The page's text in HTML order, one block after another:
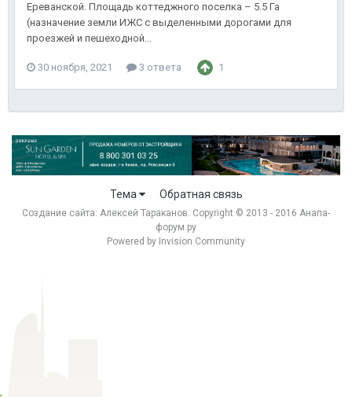
Ереванской. Площадь коттеджного поселка – 5.5 Га
(назначение земли ИЖС с выделенными дорогами для
проезжей и пешеходной...
30 ноября, 2021 3 ответа 1
Тема Обратная связь
Создание сайта: Алексей Тараканов. Copyright © 2013 - 2016 Анапа-
форум.ру
Powered by Invision Community